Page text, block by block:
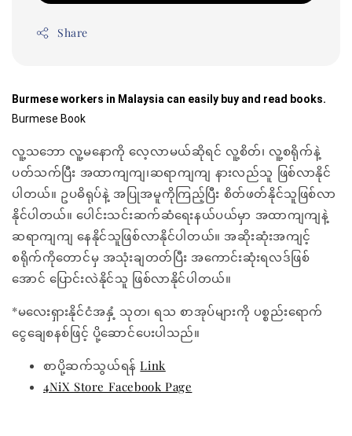
Share
Burmese workers in Malaysia can easily buy and read books.
Burmese Book
လူ့သဘော လူ့မနောကို လေ့လာမယ်ဆိုရင် လူ့စိတ်၊ လူ့စရိုက်နဲ့
ပတ်သက်ပြီး အထာကျကျ၊ဆရာကျကျ နားလည်သူ ဖြစ်လာနိုင်
ပါတယ်။ ဥပဓိရုပ်နဲ့ အပြုအမူကိုကြည့်ပြီး စိတ်ဖတ်နိုင်သူဖြစ်လာ
နိုင်ပါတယ်။ ပေါင်းသင်းဆက်ဆံရေးနယ်ပယ်မှာ အထာကျကျနဲ့
ဆရာကျကျ နေနိုင်သူဖြစ်လာနိုင်ပါတယ်။ အဆိုးဆုံးအကျင့်
စရိုက်ကိုတောင်မှ အသုံးချတတ်ပြီး အကောင်းဆုံးရလဒ်ဖြစ်
အောင် ပြောင်းလဲနိုင်သူ ဖြစ်လာနိုင်ပါတယ်။
*မလေးရှားနိုင်ငံအနှံ့ သုတ၊ ရသ စာအုပ်များကို ပစ္စည်းရောက်
ငွေချေစနစ်ဖြင့် ပို့ဆောင်ပေးပါသည်။
စာပို့ဆက်သွယ်ရန်Link
4NiX Store Facebook Page